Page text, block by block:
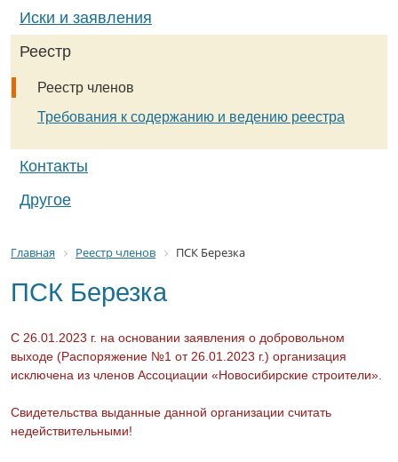
Иски и заявления
Реестр
Реестр членов
Требования к содержанию и ведению реестра
Контакты
Другое
Главная Реестр членов ПСК Березка
ПСК Березка
С 26.01.2023 г. на основании заявления о добровольном
выходе (Распоряжение №1 от 26.01.2023 г.) организация
исключена из членов Ассоциации «Новосибирские строители».
Свидетельства выданные данной организации считать
недействительными!